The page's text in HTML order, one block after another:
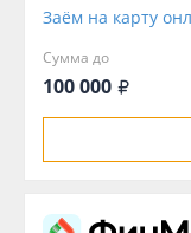
Заём на карту
Сумма до
100 000